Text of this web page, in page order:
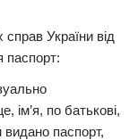
справ України від
паспорт:
ім’я, по батькові,
паспорт,